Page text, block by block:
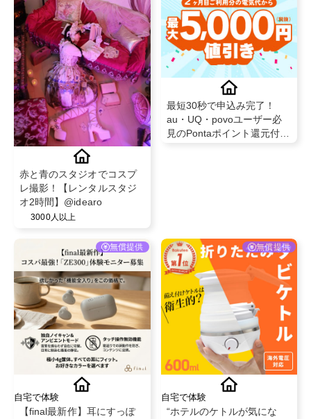
赤と青のスタジオでコスプ
レ撮影！【レンタルスタジ
オ2時間】@idearo
3000人以上
最短30秒で申込み完了！
au・UQ・povoユーザー必
見のPontaポイント還元付き
無償提供
自宅で体験
【final最新作】耳にすっぽ
無償提供
自宅で体験
“ホテルのケトルが気にな